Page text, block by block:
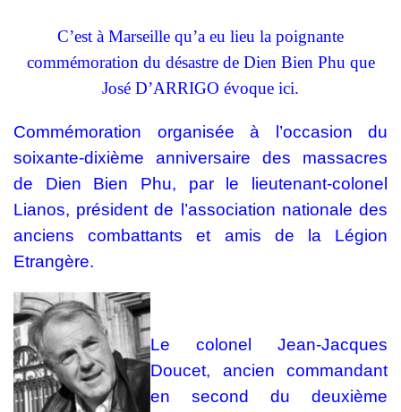
C’est à Marseille qu’a eu lieu la poignante
commémoration du désastre de Dien Bien Phu que
José D’ARRIGO évoque ici.
Commémoration organisée à l’occasion du
soixante-dixième anniversaire des massacres
de Dien Bien Phu, par le lieutenant-colonel
Lianos, président de l’association nationale des
anciens combattants et amis de la Légion
Etrangère.
Le colonel Jean-Jacques
Doucet, ancien commandant
en second du deuxième